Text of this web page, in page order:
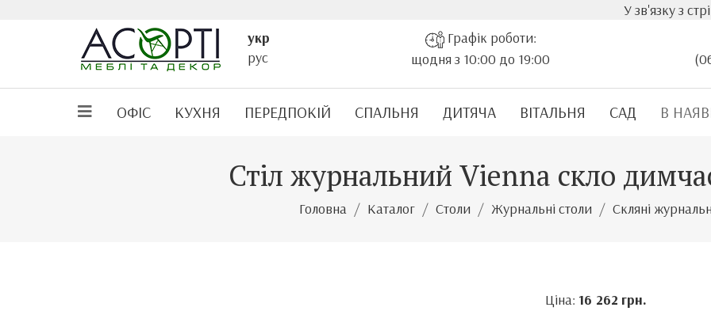
У зв'язку з стрімким
укр
рус
Графік роботи:
щодня з 10:00 до 19:00
ОФІС КУХНЯ ПЕРЕДПОКІЙ СПАЛЬНЯ ДИТЯЧА ВІТАЛЬНЯ САД В
Стіл журнальний Vienna скло
Головна Каталог Столи Журнальні столи Скляні
Ціна: 16 262 грн.